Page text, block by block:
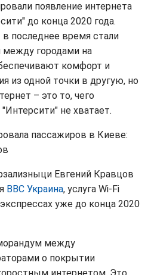
появление интернета
до конца 2020 года.
последнее время стали
городами на
комфорт и
из одной точки в другую, но
– это то, чего
не хватает.
пассажиров в Киеве:
Евгений Кравцов
ВВС Украина, услуга Wi-Fi
уже до конца 2020
между
о покрытии